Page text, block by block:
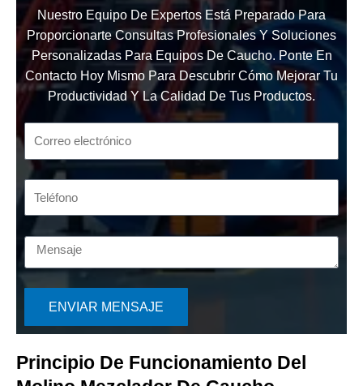
Nuestro Equipo De Expertos Está Preparado Para
Proporcionarte Consultas Profesionales Y Soluciones
Personalizadas Para Equipos De Caucho. Ponte En
Contacto Hoy Mismo Para Descubrir Cómo Mejorar Tu
Productividad Y La Calidad De Tus Productos.
ENVIAR MENSAJE
Principio De Funcionamiento Del